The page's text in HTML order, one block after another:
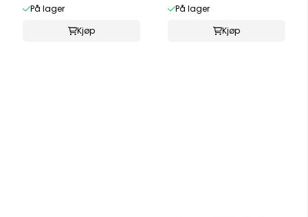
På lager
Kjøp
På lager
Kjøp